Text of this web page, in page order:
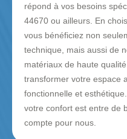
répond à vos besoins
44670 ou ailleurs. En
vous bénéficiez non
technique, mais aussi de
matériaux de haute
transformer votre espace
fonctionnelle et
votre confort est entre de
compte pour nous.